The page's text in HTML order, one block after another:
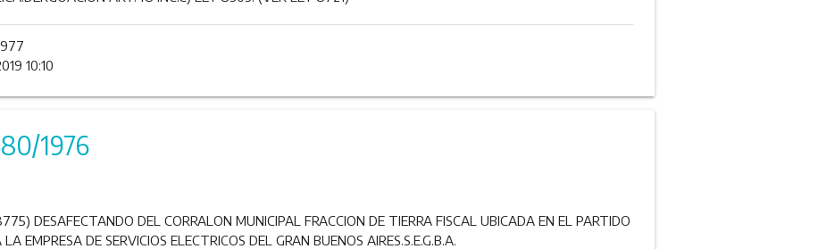
10:10
1976
DESAFECTANDO DEL CORRALON MUNICIPAL FRACCION DE TIERRA FISCAL UBICADA EN EL PARTIDO
EMPRESA DE SERVICIOS ELECTRICOS DEL GRAN BUENOS AIRES.S.E.G.B.A.